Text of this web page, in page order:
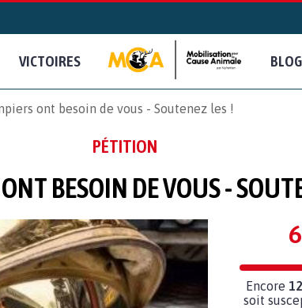
VICTOIRES BLOG
ont besoin de vous - Soutenez les !
PÉTITION
BESOIN DE VOUS -
Encore
soit